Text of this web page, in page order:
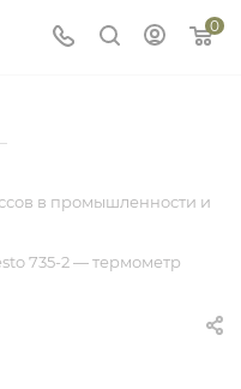
0
в промышленности и
735-2 — термометр